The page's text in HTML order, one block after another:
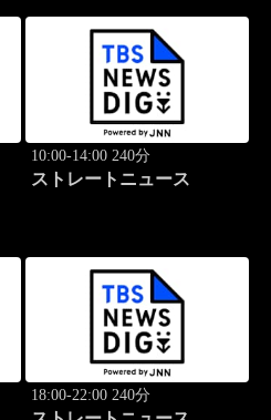
10:00-14:00 240分
ストレートニュース
18:00-22:00 240分